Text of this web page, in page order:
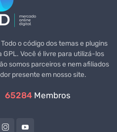
o código dos temas e plugins
Você é livre para utilizá-los
somos parceiros e nem afiliados
presente em nosso site.
65284 Membros